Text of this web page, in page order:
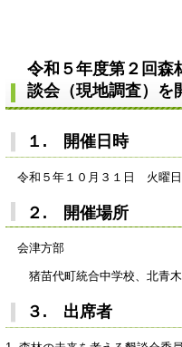
令和５年度第２回森
談会（現地調査）を
１. 開催日時
令和５年１０月３１日 火曜
２. 開催場所
会津方部
猪苗代町統合中学校、北青木
３. 出席者